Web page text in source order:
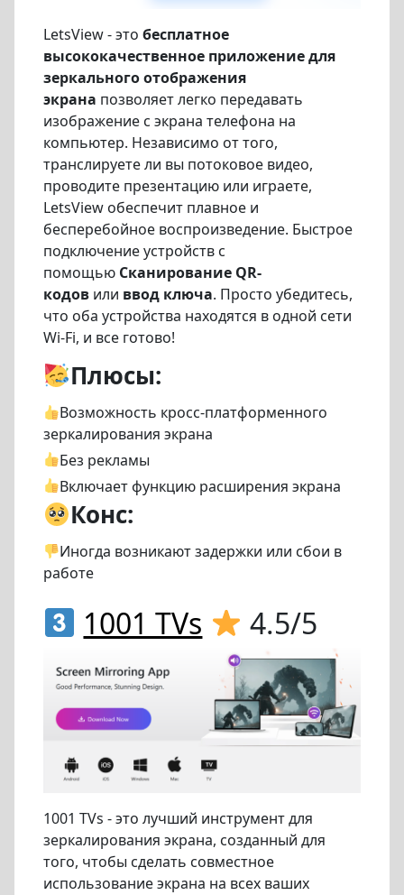
LetsView - это бесплатное
высококачественное приложение для
зеркального отображения
экрана позволяет легко передавать
изображение с экрана телефона на
компьютер. Независимо от того,
транслируете ли вы потоковое видео,
проводите презентацию или играете,
LetsView обеспечит плавное и
бесперебойное воспроизведение. Быстрое
подключение устройств с
помощью Сканирование QR-
кодов или ввод ключа. Просто убедитесь,
что оба устройства находятся в одной сети
Wi-Fi, и все готово!
Плюсы:
Возможность кросс-платформенного
зеркалирования экрана
Без рекламы
Включает функцию расширения экрана
Конс:
Иногда возникают задержки или сбои в
работе
1001 TVs 4.5/5
1001 TVs - это лучший инструмент для
зеркалирования экрана, созданный для
того, чтобы сделать совместное
использование экрана на всех ваших